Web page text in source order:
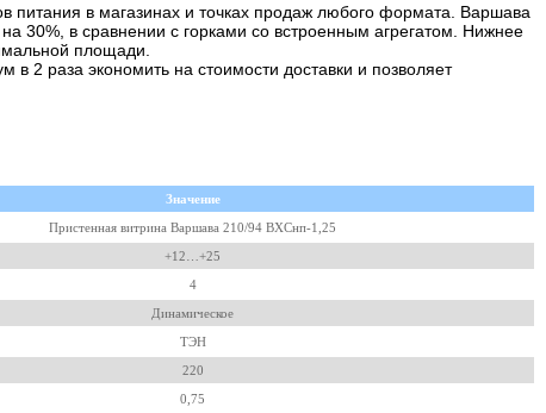
питания в магазинах и точках продаж любого формата. Варшава
30%, в сравнении с горками со встроенным агрегатом. Нижнее
площади.
2 раза экономить на стоимости доставки и позволяет
Значение
Пристенная витрина Варшава 210/94 ВХСнп-1,25
+12…+25
4
Динамическое
ТЭН
220
0,75